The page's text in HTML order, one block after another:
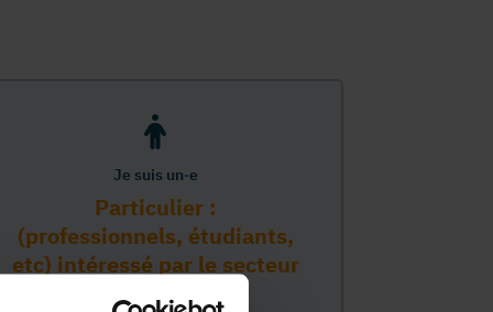
Je suis un·e
Particulier :
(professionnels, étudiants,
etc) intéressé par le secteur
PMS